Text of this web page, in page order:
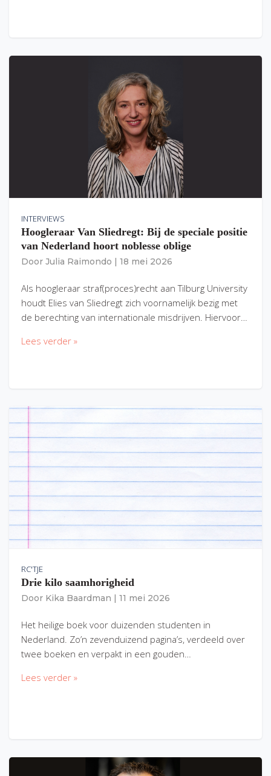
INTERVIEWS
Hoogleraar Van Sliedregt: Bij de speciale positie
van Nederland hoort noblesse oblige
Door Julia Raimondo 18 mei 2026
Als hoogleraar straf(proces)recht aan Tilburg University
houdt Elies van Sliedregt zich voornamelijk bezig met
de berechting van internationale misdrijven. Hiervoor…
Lees verder »
RC'TJE
Drie kilo saamhorigheid
Door Kika Baardman 11 mei 2026
Het heilige boek voor duizenden studenten in
Nederland. Zo’n zevenduizend pagina’s, verdeeld over
twee boeken en verpakt in een gouden…
Lees verder »